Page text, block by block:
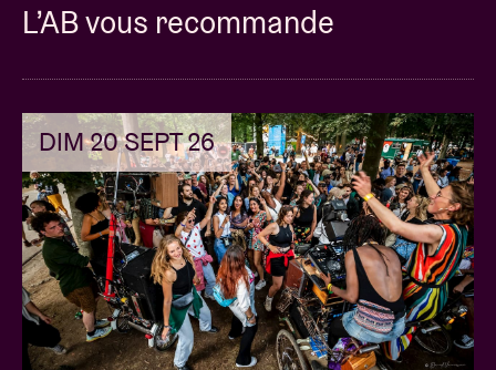
L’AB vous recommande
DIM 20 SEPT 26